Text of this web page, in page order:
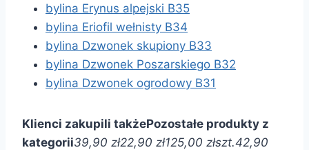
bylina Erynus alpejski B35
bylina Eriofil wełnisty B34
bylina Dzwonek skupiony B33
bylina Dzwonek Poszarskiego B32
bylina Dzwonek ogrodowy B31
Klienci zakupili takżePozostałe produkty z
kategorii39,90 zł22,90 zł125,00 złszt.42,90